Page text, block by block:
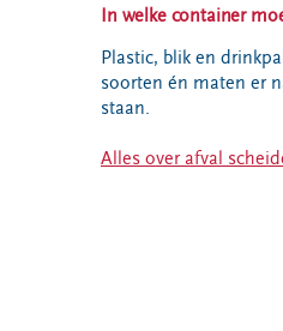
Milieupas
aanvragen
Kringloopspullen
Afval aanmelden
Bouwcontainer
Hier
we aan
Ecopark
Energie
In welke container
Plastic, blik en
soorten én maten er
staan.
Alles over afval